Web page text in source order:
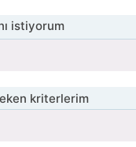
istiyorum
kriterlerim